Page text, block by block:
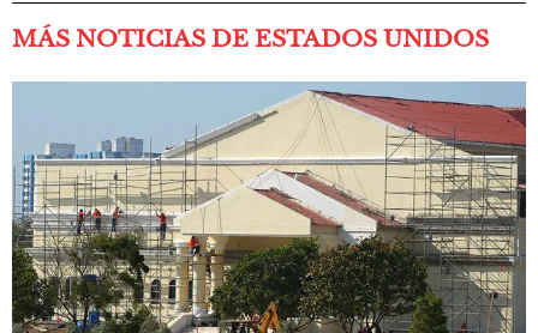
MÁS NOTICIAS DE ESTADOS UNIDOS